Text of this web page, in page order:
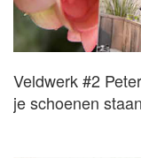
Veldwerk #2
je schoenen